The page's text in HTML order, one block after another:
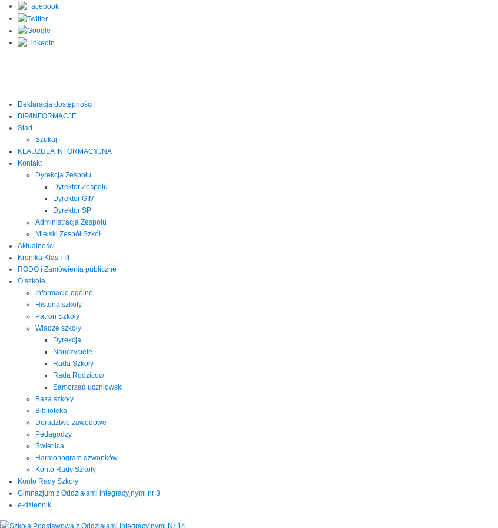
Deklaracja dostępności
BIP/INFORMACJE
Start
Szukaj
KLAUZULA INFORMACYJNA
Kontakt
Dyrekcja Zespołu
Dyrektor Zespołu
Dyrektor GIM
Dyrektor SP
Administracja Zespołu
Miejski Zespół Szkół
Aktualności
Kronika Klas I-III
RODO i Zamówienia publiczne
O szkole
Informacje ogólne
Historia szkoły
Patron Szkoły
Władze szkoły
Dyrekcja
Nauczyciele
Rada Szkoły
Rada Rodziców
Samorząd uczniowski
Baza szkoły
Biblioteka
Doradztwo zawodowe
Pedagodzy
Świetlica
Harmonogram dzwonków
Konto Rady Szkoły
Konto Rady Szkoły
Gimnazjum z Oddziałami integracyjnymi nr 3
e-dziennik